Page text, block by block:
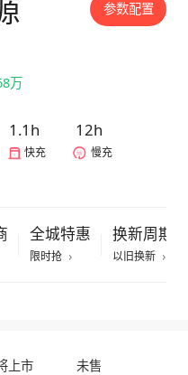
参数配置
万
1.1h
快充
12h
慢充
全城特惠
限时抢
换新周期快
以旧换新
上市 未售